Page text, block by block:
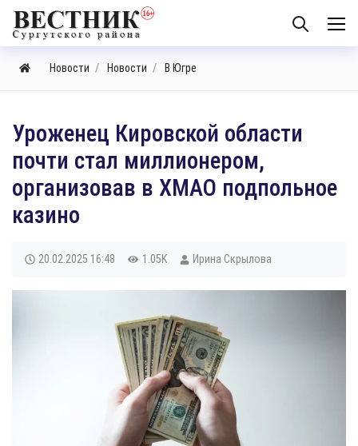
Новости Новости В Югре
​Уроженец Кировской области
почти стал миллионером,
организовав в ХМАО подпольное
казино
20.02.2025 16:48 1.05K Ирина Скрылова